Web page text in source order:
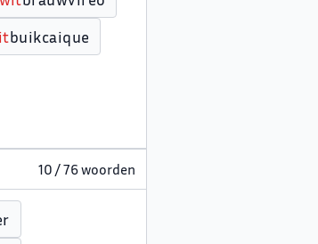
itbuikcaique
10 / 76 woorden